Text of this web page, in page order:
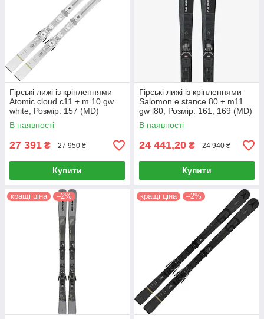
Гірські лижі із кріпленнями
Atomic cloud c11 + m 10 gw
white, Розмір: 157 (MD)
В наявності
27 391 ₴ 27 950 ₴
Купити
Гірські лижі із кріпленнями
Salomon e stance 80 + m11
gw l80, Розмір: 161, 169 (MD)
В наявності
24 441,20 ₴ 24 940 ₴
Купити
кращі ціна –2% кращі ціна –2%